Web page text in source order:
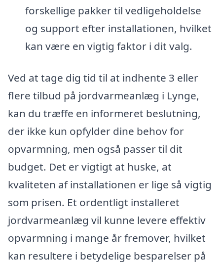
forskellige pakker til vedligeholdelse
og support efter installationen, hvilket
kan være en vigtig faktor i dit valg.
Ved at tage dig tid til at indhente 3 eller
flere tilbud på jordvarmeanlæg i Lynge,
kan du træffe en informeret beslutning,
der ikke kun opfylder dine behov for
opvarmning, men også passer til dit
budget. Det er vigtigt at huske, at
kvaliteten af installationen er lige så vigtig
som prisen. Et ordentligt installeret
jordvarmeanlæg vil kunne levere effektiv
opvarmning i mange år fremover, hvilket
kan resultere i betydelige besparelser på